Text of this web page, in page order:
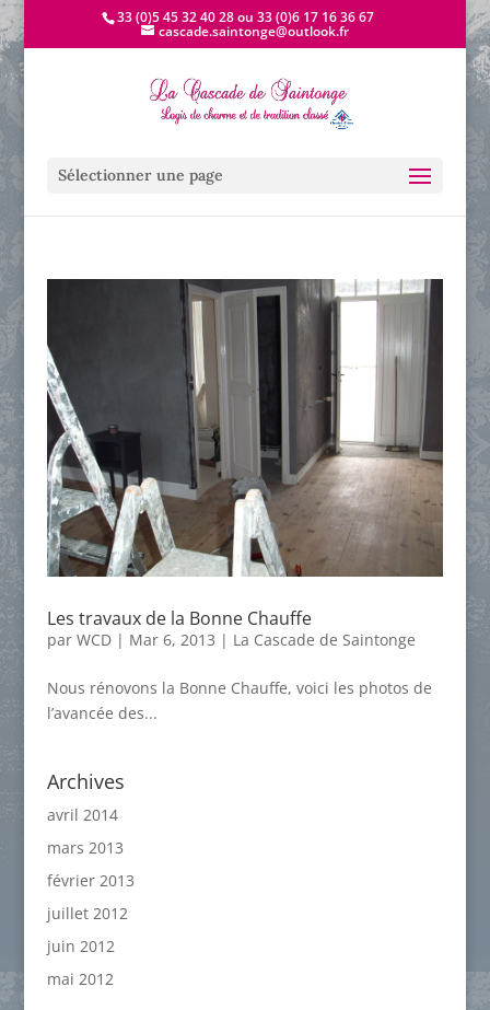
33 (0)5 45 32 40 28 ou 33 (0)6 17 16 36 67
cascade.saintonge@outlook.fr
Sélectionner une page
Les travaux de la Bonne Chauffe
par WCD| Mar 6, 2013 | La Cascade de Saintonge
Nous rénovons la Bonne Chauffe, voici les photos de
l’avancée des...
Archives
avril 2014
mars 2013
février 2013
juillet 2012
juin 2012
mai 2012